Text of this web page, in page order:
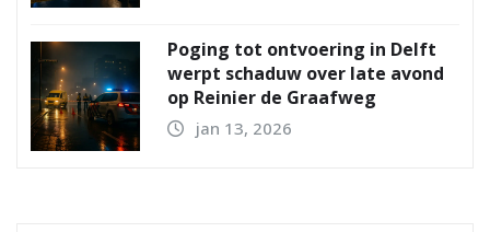
Poging tot ontvoering in Delft
werpt schaduw over late avond
op Reinier de Graafweg
jan 13, 2026